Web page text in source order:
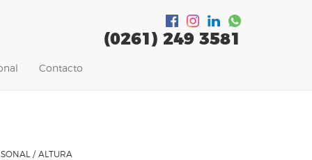
(0261) 249 3581
Contacto
/ ALTURA